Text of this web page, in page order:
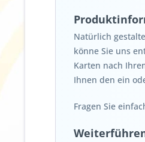
Natürlich
könne Sie uns
Karten nach
Ihnen den ein
Fragen Sie